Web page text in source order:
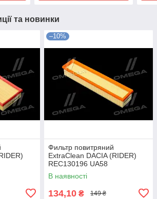
та новинки
–10%
Фильтр повитряний
ExtraClean DACIA (RIDER)
REC130196 UA58
В наявності
134,10 ₴ 149 ₴